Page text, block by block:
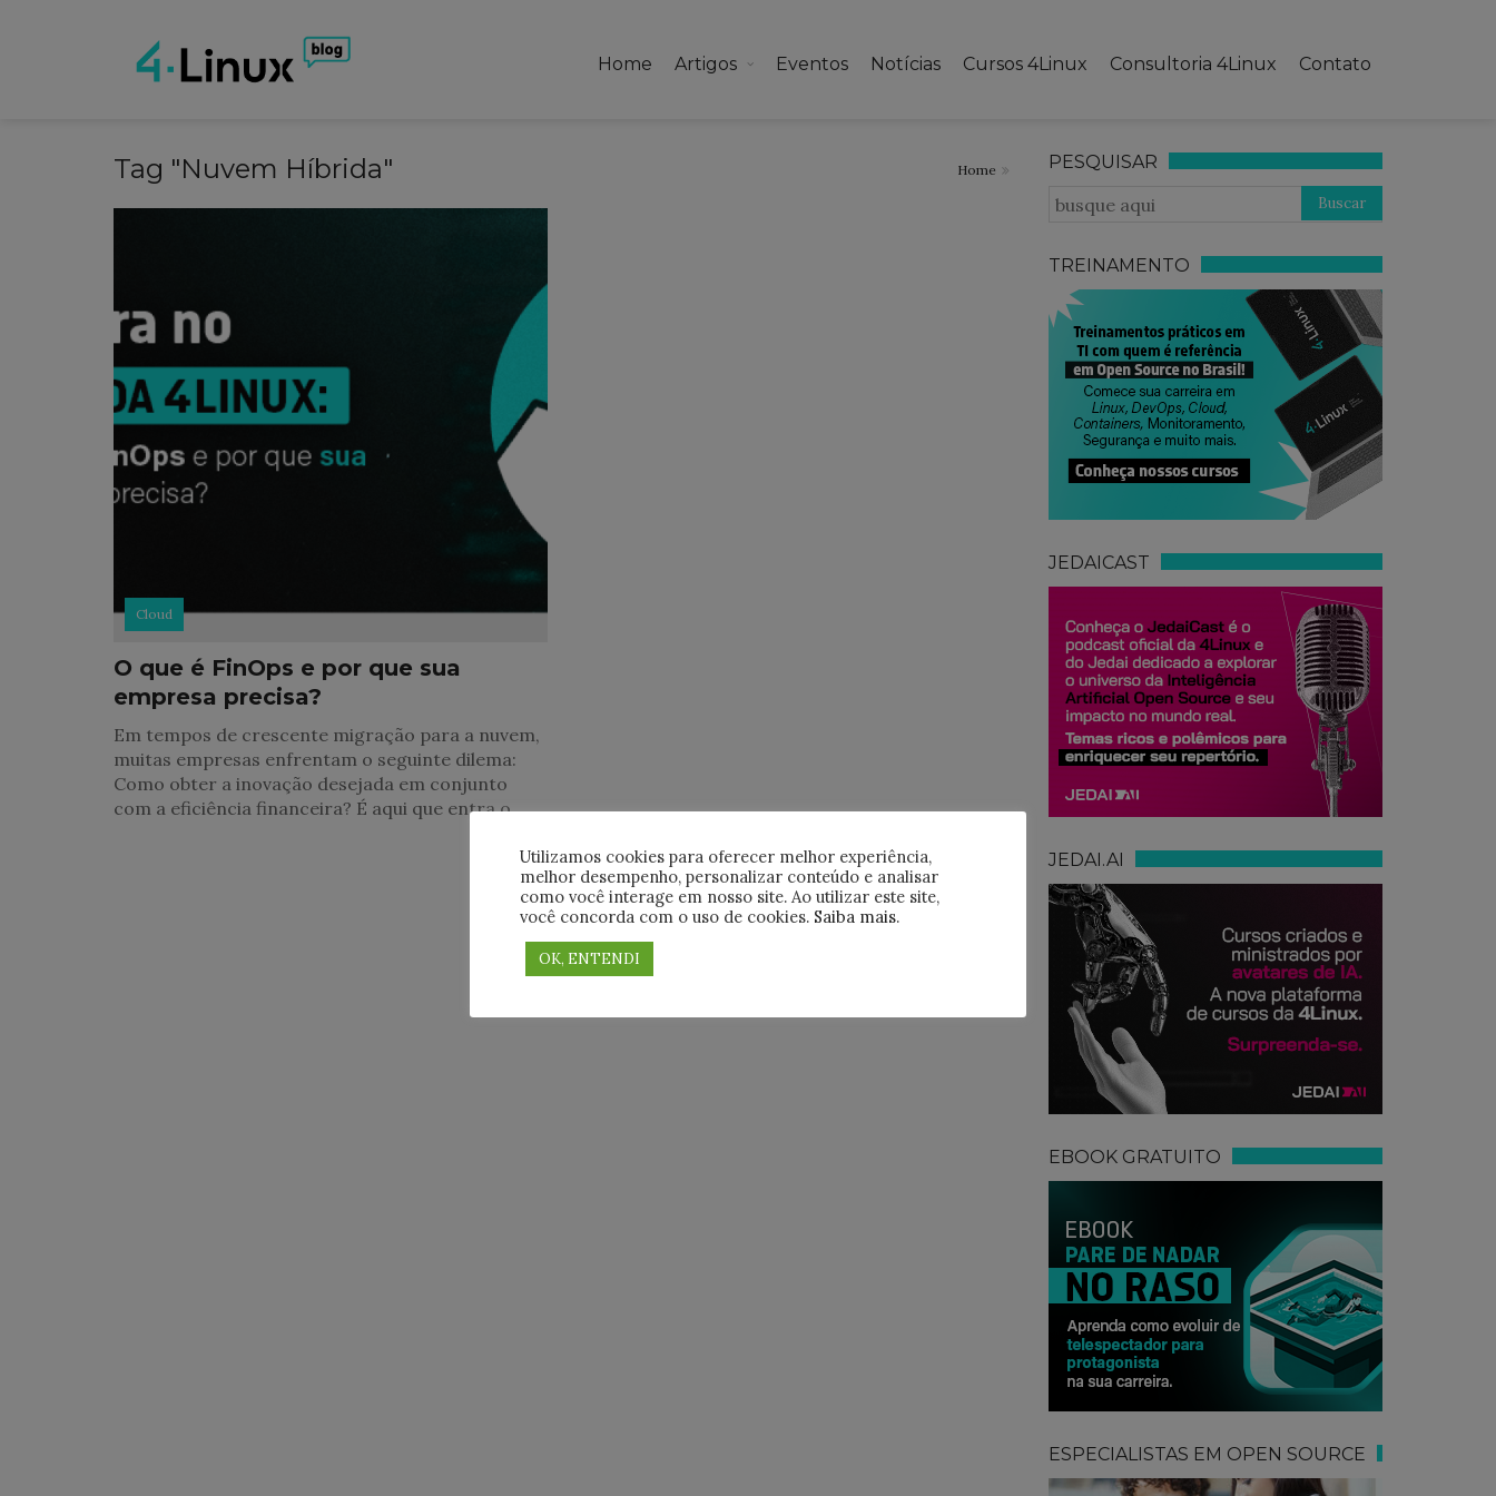
Home Artigos Eventos Notícias Cursos 4Linux Consultoria 4Linux Contato
Tag "Nuvem Híbrida" Home
Cloud
O que é FinOps e por que sua
empresa precisa?
Em tempos de crescente migração para a nuvem,
muitas empresas enfrentam o seguinte dilema:
Como obter a inovação desejada em conjunto
com a eficiência financeira? É aqui que entra o
PESQUISAR
TREINAMENTO
JEDAICAST
JEDAI.AI
EBOOK GRATUITO
ESPECIALISTAS EM OPEN SOURCE
Utilizamos cookies para oferecer melhor experiência,
melhor desempenho, personalizar conteúdo e analisar
como você interage em nosso site. Ao utilizar este site,
você concorda com o uso de cookies. Saiba mais.
OK, ENTENDI